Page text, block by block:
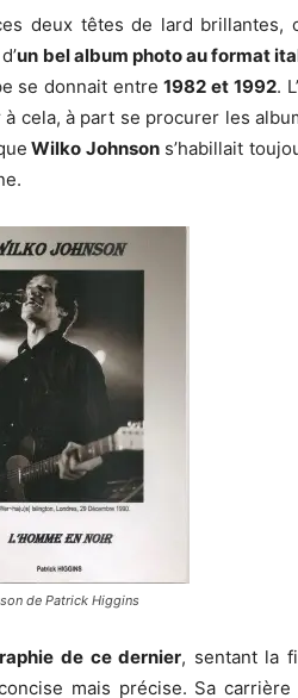
deux têtes de lard brillantes,
un bel album photo au format
se donnait entre1982 et 1992.
cela, à part se procurer les
Wilko Johnsons’habillait
de Patrick Higgins
de ce dernier, sentant la
mais précise. Sa